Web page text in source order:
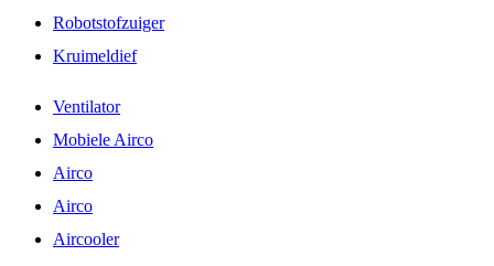
Robotstofzuiger
Kruimeldief
Ventilator
Mobiele Airco
Airco
Airco
Aircooler